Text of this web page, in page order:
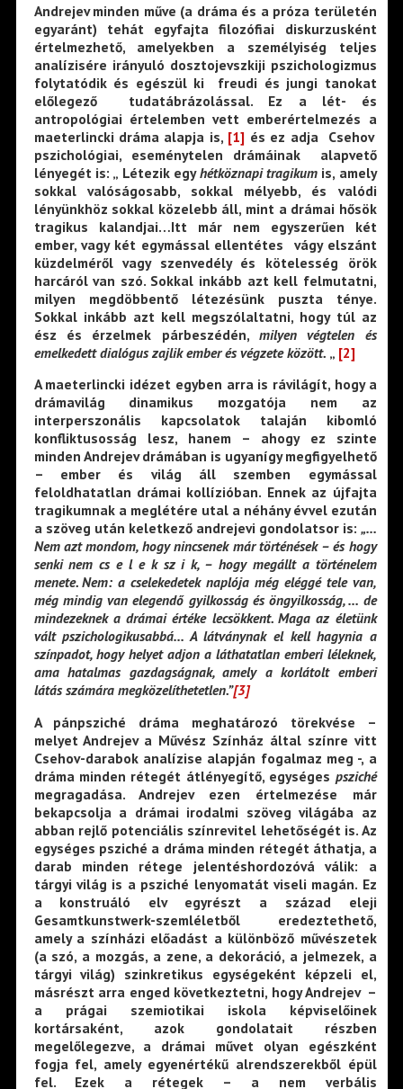
Andrejev minden műve (a dráma és a próza területén
egyaránt) tehát egyfajta filozófiai diskurzusként
értelmezhető, amelyekben a személyiség teljes
analízisére irányuló dosztojevszkiji pszichologizmus
folytatódik és egészül ki freudi és jungi tanokat
előlegező tudatábrázolással. Ez a lét- és
antropológiai értelemben vett emberértelmezés a
maeterlincki dráma alapja is, [1] és ez adja Csehov
pszichológiai, eseménytelen drámáinak alapvető
lényegét is: „ Létezik egyhétköznapi tragikumis, amely
sokkal valóságosabb, sokkal mélyebb, és valódi
lényünkhöz sokkal közelebb áll, mint a drámai hősök
tragikus kalandjai…Itt már nem egyszerűen két
ember, vagy két egymással ellentétes vágy elszánt
küzdelméről vagy szenvedély és kötelesség örök
harcáról van szó. Sokkal inkább azt kell felmutatni,
milyen megdöbbentő létezésünk puszta ténye.
Sokkal inkább azt kell megszólaltatni, hogy túl az
ész és érzelmek párbeszédén, milyen végtelen és
emelkedett dialógus zajlik ember és végzete között. „ [2]
A maeterlincki idézet egyben arra is rávilágít, hogy a
drámavilág dinamikus mozgatója nem az
interperszonális kapcsolatok talaján kibomló
konfliktusosság lesz, hanem – ahogy ez szinte
minden Andrejev drámában is ugyanígy megfigyelhető
– ember és világ áll szemben egymással
feloldhatatlan drámai kollízióban. Ennek az újfajta
tragikumnak a meglétére utal a néhány évvel ezután
a szöveg után keletkező andrejevi gondolatsor is: „…
Nem azt mondom, hogy nincsenek már történések – és hogy
senki nem cs e l e k sz i k, – hogy megállt a történelem
menete. Nem: a cselekedetek naplója még eléggé tele van,
még mindig van elegendő gyilkosság és öngyilkosság, … de
mindezeknek a drámai értéke lecsökkent. Maga az életünk
vált pszichologikusabbá… A látványnak el kell hagynia a
színpadot, hogy helyet adjon a láthatatlan emberi léleknek,
ama hatalmas gazdagságnak, amely a korlátolt emberi
látás számára megközelíthetetlen.”[3]
A pánpsziché dráma meghatározó törekvése –
melyet Andrejev a Művész Színház által színre vitt
Csehov-darabok analízise alapján fogalmaz meg -, a
dráma minden rétegét átlényegítő, egységes psziché
megragadása. Andrejev ezen értelmezése már
bekapcsolja a drámai irodalmi szöveg világába az
abban rejlő potenciális színrevitel lehetőségét is. Az
egységes psziché a dráma minden rétegét áthatja, a
darab minden rétege jelentéshordozóvá válik: a
tárgyi világ is a psziché lenyomatát viseli magán. Ez
a konstruáló elv egyrészt a század eleji
Gesamtkunstwerk-szemléletből eredeztethető,
amely a színházi előadást a különböző művészetek
(a szó, a mozgás, a zene, a dekoráció, a jelmezek, a
tárgyi világ) szinkretikus egységeként képzeli el,
másrészt arra enged következtetni, hogy Andrejev –
a prágai szemiotikai iskola képviselőinek
kortársaként, azok gondolatait részben
megelőlegezve, a drámai művet olyan egészként
fogja fel, amely egyenértékű alrendszerekből épül
fel. Ezek a rétegek – a nem verbális